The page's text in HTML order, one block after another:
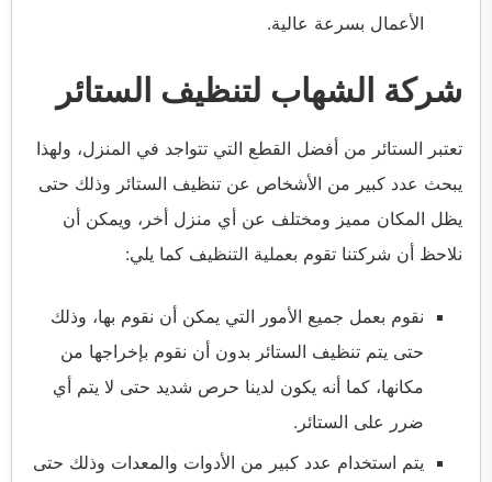
الأعمال بسرعة عالية.
شركة الشهاب لتنظيف الستائر
تعتبر الستائر من أفضل القطع التي تتواجد في المنزل، ولهذا
يبحث عدد كبير من الأشخاص عن تنظيف الستائر وذلك حتى
يظل المكان مميز ومختلف عن أي منزل أخر، ويمكن أن
نلاحظ أن شركتنا تقوم بعملية التنظيف كما يلي:
نقوم بعمل جميع الأمور التي يمكن أن نقوم بها، وذلك
حتى يتم تنظيف الستائر بدون أن نقوم بإخراجها من
مكانها، كما أنه يكون لدينا حرص شديد حتى لا يتم أي
ضرر على الستائر.
يتم استخدام عدد كبير من الأدوات والمعدات وذلك حتى